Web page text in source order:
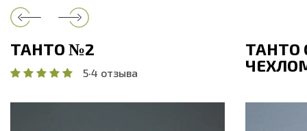
ТАНТО №2
5·4 отзыва
ТАНТО